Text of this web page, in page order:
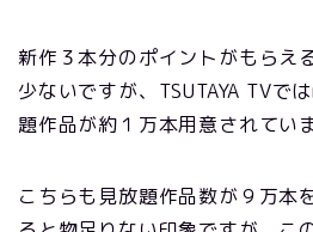
新作３本分のポイントがもらえ
少ないですが、TSUTAYA TVで
題作品が約１万本用意されていま
こちらも見放題作品数が９万本